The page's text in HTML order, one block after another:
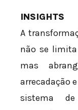
INSIGHTS
A
não se
mas
arrecadação
sistema